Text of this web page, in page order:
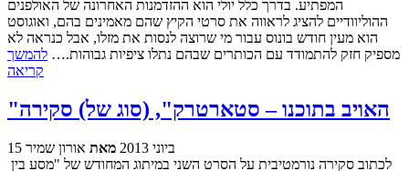
המפתיע. בדרך כלל יולי הוא ההזדמנות האחרונה של האולפנים
ההוליוודיים להציג לראווה את סרטי הקיץ שהם מאמינים בהם, ואוגוסט
הוא מעין חודש בונוס עבור מי שרוצה לנסות את מזלו, אבל כנראה לא
מספיק חזק להתמודד עם הכותרים שבהם נתלו ציפיות גבוהות.… להמשך
קריאה
"האויב בתוכנו – סטארטרק", (סוג של) סקירה
15 ביוני 2013 מאת אורון שמיר